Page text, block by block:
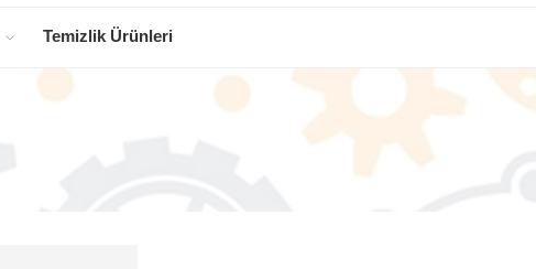
Temizlik Ürünleri